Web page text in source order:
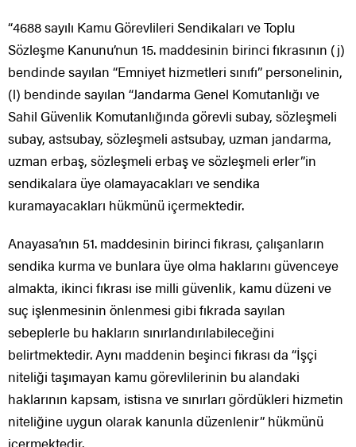
“4688 sayılı Kamu Görevlileri Sendikaları ve Toplu
Sözleşme Kanunu’nun 15. maddesinin birinci fıkrasının (j)
bendinde sayılan “Emniyet hizmetleri sınıfı” personelinin,
(l) bendinde sayılan “Jandarma Genel Komutanlığı ve
Sahil Güvenlik Komutanlığında görevli subay, sözleşmeli
subay, astsubay, sözleşmeli astsubay, uzman jandarma,
uzman erbaş, sözleşmeli erbaş ve sözleşmeli erler”in
sendikalara üye olamayacakları ve sendika
kuramayacakları hükmünü içermektedir.
Anayasa’nın 51. maddesinin birinci fıkrası, çalışanların
sendika kurma ve bunlara üye olma haklarını güvenceye
almakta, ikinci fıkrası ise milli güvenlik, kamu düzeni ve
suç işlenmesinin önlenmesi gibi fıkrada sayılan
sebeplerle bu hakların sınırlandırılabileceğini
belirtmektedir. Aynı maddenin beşinci fıkrası da “İşçi
niteliği taşımayan kamu görevlilerinin bu alandaki
haklarının kapsam, istisna ve sınırları gördükleri hizmetin
niteliğine uygun olarak kanunla düzenlenir” hükmünü
içermektedir.